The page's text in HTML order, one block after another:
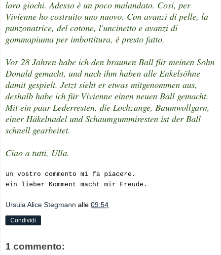
loro giochi. Adesso è un poco malandato. Cosi, per
Vivienne ho costruito uno nuovo. Con avanzi di pelle, la
punzonatrice, del cotone, l'uncinetto e avanzi di
gommapiuma per imbottitura, è presto fatto.
Vor 28 Jahren habe ich den braunen Ball für meinen Sohn
Donald gemacht, und nach ihm haben alle Enkelsöhne
damit gespielt. Jetzt sieht er etwas mitgenommen aus,
deshalb habe ich für Vivienne einen neuen Ball gemacht.
Mit ein paar Lederresten, die Lochzange, Baumwollgarn,
einer Häkelnadel und Schaumgummiresten ist der Ball
schnell gearbeitet.
Ciao a tutti, Ulla.
un vostro commento mi fa piacere.
ein lieber Komment macht mir Freude.
Ursula Alice Stegmann alle 09:54
Condividi
1 commento: